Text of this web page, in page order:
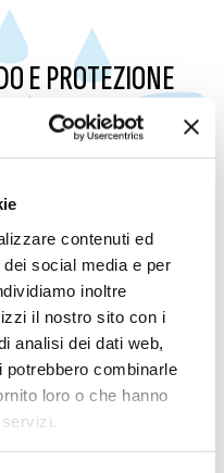
contenuti ed
social media e per
inoltre
il nostro sito con i
analisi dei dati web,
potrebbero combinarle
loro o che hanno
E PROTEZIONE
eventuali